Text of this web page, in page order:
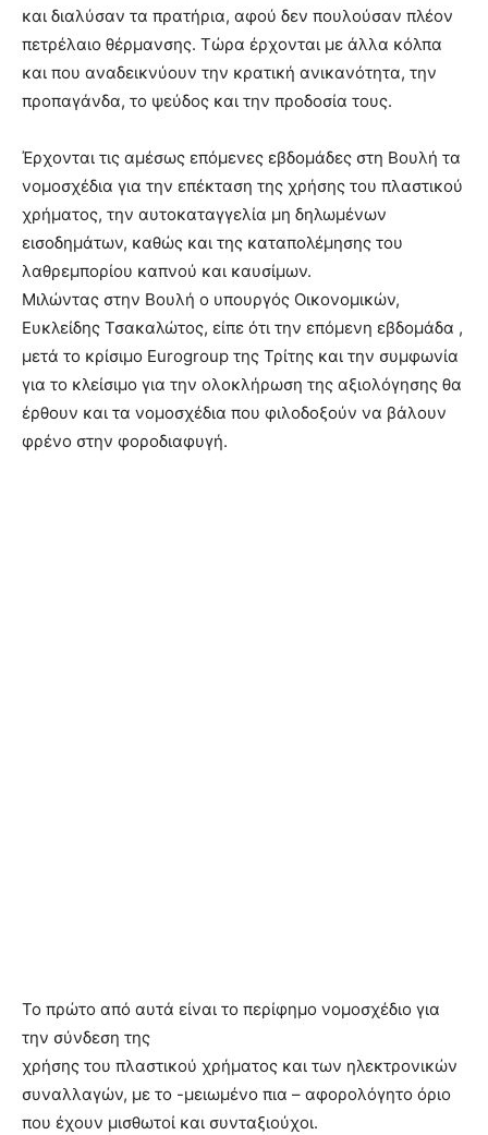
και διαλύσαν τα πρατήρια, αφού δεν πουλούσαν πλέον
πετρέλαιο θέρμανσης. Τώρα έρχονται με άλλα κόλπα
και που αναδεικνύουν την κρατική ανικανότητα, την
προπαγάνδα, το ψεύδος και την προδοσία τους.
Έρχονται τις αμέσως επόμενες εβδομάδες στη Βουλή τα
νομοσχέδια για την επέκταση της χρήσης του πλαστικού
χρήματος, την αυτοκαταγγελία μη δηλωμένων
εισοδημάτων, καθώς και της καταπολέμησης του
λαθρεμπορίου καπνού και καυσίμων.
Μιλώντας στην Βουλή ο υπουργός Οικονομικών,
Ευκλείδης Τσακαλώτος, είπε ότι την επόμενη εβδομάδα ,
μετά το κρίσιμο Eurogroup της Τρίτης και την συμφωνία
για το κλείσιμο για την ολοκλήρωση της αξιολόγησης θα
έρθουν και τα νομοσχέδια που φιλοδοξούν να βάλουν
φρένο στην φοροδιαφυγή.
Το πρώτο από αυτά είναι το περίφημο νομοσχέδιο για
την σύνδεση της
χρήσης του πλαστικού χρήματος και των ηλεκτρονικών
συναλλαγών, με το -μειωμένο πια – αφορολόγητο όριο
που έχουν μισθωτοί και συνταξιούχοι.